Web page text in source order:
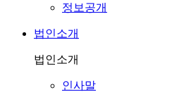
정보공개
법인소개
법인소개
인사말